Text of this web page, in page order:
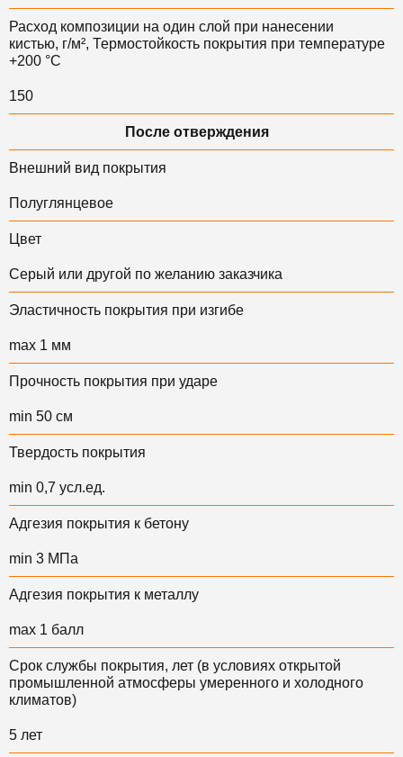
Расход композиции на один слой при нанесении
кистью, г/м², Термостойкость покрытия при температуре
+200 °С
150
После отверждения
Внешний вид покрытия
Полуглянцевое
Цвет
Серый или другой по желанию заказчика
Эластичность покрытия при изгибе
max 1 мм
Прочность покрытия при ударе
min 50 см
Твердость покрытия
min 0,7 усл.ед.
Адгезия покрытия к бетону
min 3 МПа
Адгезия покрытия к металлу
max 1 балл
Срок службы покрытия, лет (в условиях открытой
промышленной атмосферы умеренного и холодного
климатов)
5 лет